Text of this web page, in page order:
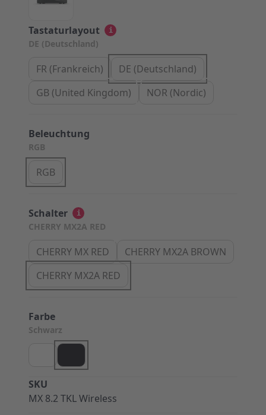
SKU
MX 8.2 TKL Wireless
Tastaturlayout
DE (Deutschland)
i
FR (Frankreich)
DE (Deutschland)
GB (United Kingdom)
NOR (Nordic)
Beleuchtung
RGB
RGB
Schalter
CHERRY MX2A RED
i
CHERRY MX RED
CHERRY MX2A BROWN
CHERRY MX2A RED
Farbe
Schwarz